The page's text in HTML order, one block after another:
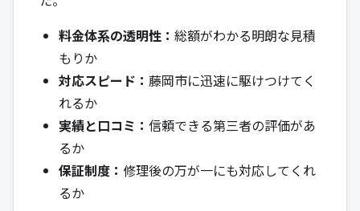
料金体系の透明性： 総額がわかる明朗な見積
もりか
対応スピード： 藤岡市に迅速に駆けつけてく
れるか
実績と口コミ： 信頼できる第三者の評価があ
るか
保証制度： 修理後の万が一にも対応してくれ
るか